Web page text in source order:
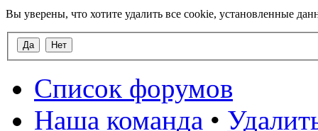
Вы уверены, что хотите удалить все cookie, установленные
Список форумов
Наша команда •